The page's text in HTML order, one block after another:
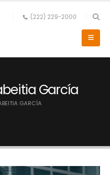
(222) 229-2000
García
GARCÍA